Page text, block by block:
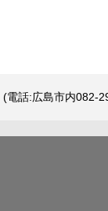
(電話:広島市内082-